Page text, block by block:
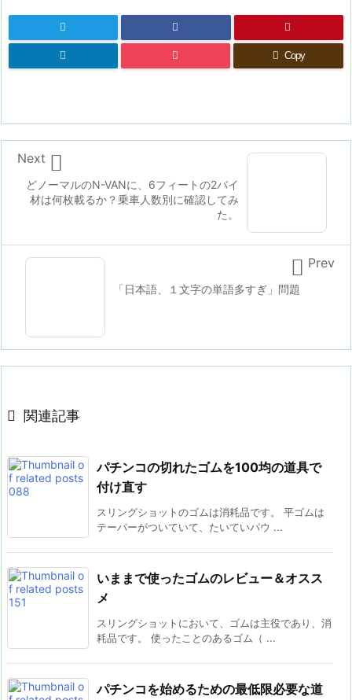
Copy
どノーマルのN-VANに、6フィートの2バイ
材は何枚載るか？乗車人数別に確認してみ
た。

Next
「日本語、１文字の単語多すぎ」問題
 Prev
 関連記事
パチンコの切れたゴムを100均の道具で
付け直す
スリングショットのゴムは消耗品です。 平ゴムは
テーパーがついていて、たいていパウ ...
いままで使ったゴムのレビュー＆オスス
メ
スリングショットにおいて、ゴムは主役であり、消
耗品です。 使ったことのあるゴム（ ...
パチンコを始めるための最低限必要な道